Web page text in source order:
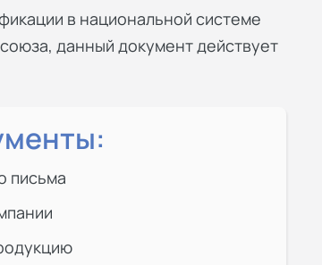
в национальной системе
данный документ действует
письма